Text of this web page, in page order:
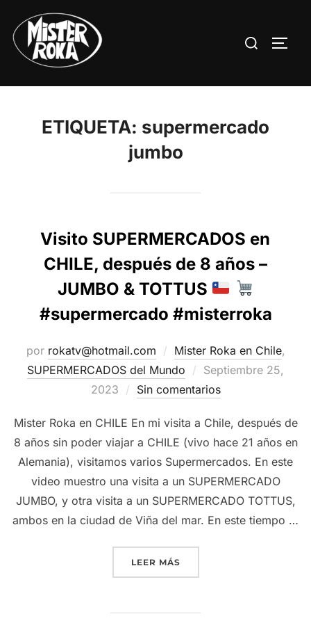
contenido
Buscar:
ETIQUETA: supermercado
jumbo
Visito SUPERMERCADOS en
CHILE, después de 8 años –
JUMBO & TOTTUS
#supermercado #misterroka
por rokatv@hotmail.com Mister Roka en Chile,
SUPERMERCADOS del Mundo
Publicado
el
Septiembre 25,
2023
Sin comentarios
Mister Roka en CHILE En mi visita a Chile, después de
8 años sin poder viajar a CHILE (vivo hace 21 años en
Alemania), visitamos varios Supermercados. En este
video muestro una visita a un SUPERMERCADO
JUMBO, y otra visita a un SUPERMERCADO TOTTUS,
ambos en la ciudad de Viña del mar. En este tiempo …
LEER MÁS“VISITO